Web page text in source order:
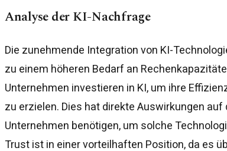
Analyse der KI-Nachfrage
Die zunehmende Integration von KI-
zu einem höheren Bedarf an
Unternehmen investieren in KI, um ihre
zu erzielen. Dies hat direkte Auswirkungen
Unternehmen benötigen, um solche
Trust ist in einer vorteilhaften Position, da es